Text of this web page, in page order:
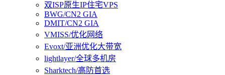
双ISP原生IP住宅VPS
BWG/CN2 GIA
DMIT/CN2 GIA
VMISS/优化网络
Evoxt/亚洲优化大带宽
lightlayer/全球多机房
Sharktech/高防首选